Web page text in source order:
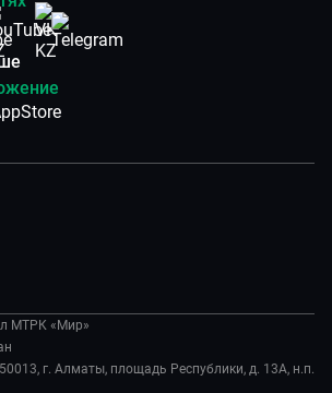
МТРК «Мир»
г. Алматы, площадь Республики, д. 13А, н.п.